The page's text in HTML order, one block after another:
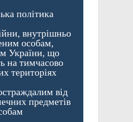
політика
внутрішньо
особам,
України, що
на тимчасово
територіях
від
предметів